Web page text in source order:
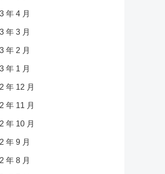
年 4 月
年 3 月
年 2 月
年 1 月
年 12 月
年 11 月
年 10 月
年 9 月
年 8 月